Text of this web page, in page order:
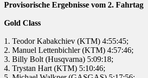
Provisorische Ergebnisse vom 2. Fahrtag
Gold Class
1. Teodor Kabakchiev (KTM) 4:55:45;
2. Manuel Lettenbichler (KTM) 4:57:46;
3. Billy Bolt (Husqvarna) 5:09:18;
4. Trystan Hart (KTM) 5:10:46;